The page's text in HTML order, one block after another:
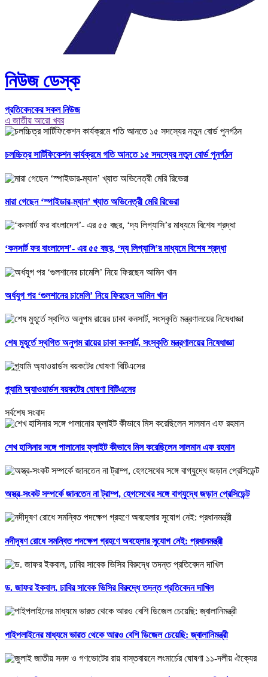
নিউজ ডেস্ক
প্রতিবেদকের সকল নিউজ
এ জাতীয় আরো খবর
চলচ্চিত্র সার্টিফিকেশন কার্যক্রমে গতি আনতে ১৫ সদস্যের নতুন বোর্ড পুনর্গঠন
মারা গেছেন ‘স্পাইডার-ম্যান’ খ্যাত অভিনেত্রী মেরি রিভেরা
‘কনসার্ট ফর বাংলাদেশ’- এর ৫৫ বছর, ‘দ্য লিগ্যাসি’র মাধ্যমে বিশেষ শ্রদ্ধা
অর্ধযুগ পর ‘গুলশানের চামেলি’ নিয়ে ফিরছেন আমিন খান
শেষ মুহূর্তে স্থগিত অনুপম রায়ের ঢাকা কনসার্ট, সংস্কৃতি মন্ত্রণালয়ের নিষেধাজ্ঞা
গ্র্যামি অ্যাওয়ার্ডস বয়কটের ঘোষণা বিটিএসের
সর্বশেষ সংবাদ
শেখ হাসিনার সঙ্গে পালানোর ফ্লাইট কীভাবে মিস করেছিলেন সালমান এফ রহমান
অস্ত্র-সংকট সম্পর্কে জানতেন না ট্রাম্প, হেগসেথের সঙ্গে বাগ্‌যুদ্ধে জড়ান প্রেসিডেন্ট
নদীদূষণ রোধে সমন্বিত পদক্ষেপ গ্রহণে অবহেলার সুযোগ নেই: প্রধানমন্ত্রী
ড. জাফর ইকবাল, ঢাবির সাবেক ভিসির বিরুদ্ধে তদন্ত প্রতিবেদন দাখিল
পাইপলাইনের মাধ্যমে ভারত থেকে আরও বেশি ডিজেল চেয়েছি: জ্বালানিমন্ত্রী